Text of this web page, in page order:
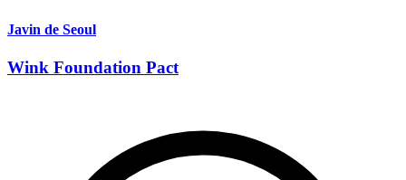
Javin de Seoul
Wink Foundation Pact